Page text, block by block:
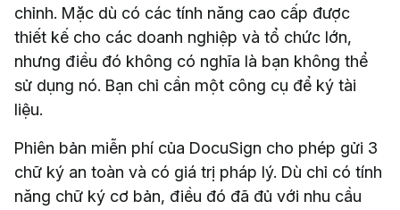
chỉnh. Mặc dù có các tính năng cao cấp được
thiết kế cho các doanh nghiệp và tổ chức lớn,
nhưng điều đó không có nghĩa là bạn không thể
sử dụng nó. Bạn chỉ cần một công cụ để ký tài
liệu.
Phiên bản miễn phí của DocuSign cho phép gửi 3
chữ ký an toàn và có giá trị pháp lý. Dù chỉ có tính
năng chữ ký cơ bản, điều đó đã đủ với nhu cầu